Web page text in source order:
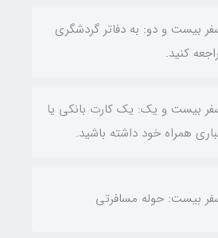
بیست و دو: به دفاتر گردشگری
کنید.
بیست و یک: یک کارت بانکی یا
همراه خود داشته باشید.
بیست: حوله مسافرتی